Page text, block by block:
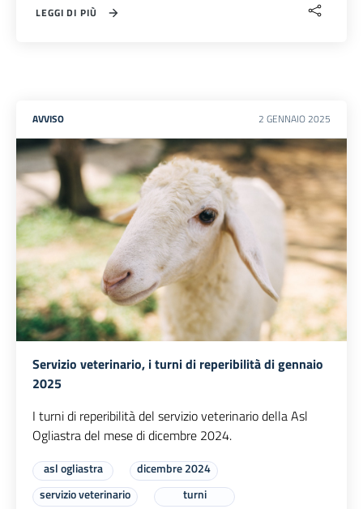
LEGGI DI PIÙ
AVVISO 2 GENNAIO 2025
Servizio veterinario, i turni di reperibilità di gennaio
2025
I turni di reperibilità del servizio veterinario della Asl
Ogliastra del mese di dicembre 2024.
asl ogliastra
dicembre 2024
servizio veterinario
turni